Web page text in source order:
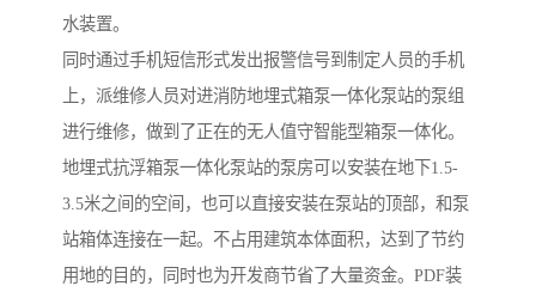
水装置。
同时通过手机短信形式发出报警信号到制定人员的手机
上，派维修人员对进消防地埋式箱泵一体化泵站的泵组
进行维修，做到了正在的无人值守智能型箱泵一体化。
地埋式抗浮箱泵一体化泵站的泵房可以安装在地下1.5-
3.5米之间的空间，也可以直接安装在泵站的顶部，和泵
站箱体连接在一起。不占用建筑本体面积，达到了节约
用地的目的，同时也为开发商节省了大量资金。PDF装